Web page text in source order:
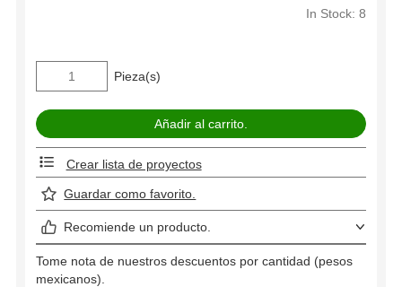
In Stock: 8
Pieza(s)
Crear lista de proyectos
Guardar como favorito.
Recomiende un producto.
Tome nota de nuestros descuentos por cantidad (pesos
mexicanos).